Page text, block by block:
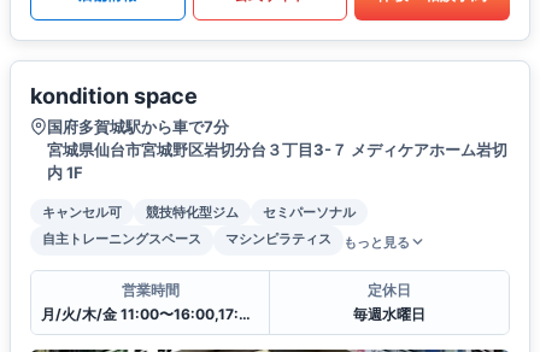
kondition space
国府多賀城駅から車で7分
宮城県仙台市宮城野区岩切分台３丁目3-７ メディケアホーム岩切
内 1F
キャンセル可 競技特化型ジム
セミパーソナル
自主トレーニングスペース
マシンピラティス もっと見る
営業時間
月/火/木/金 11:00〜16:00,17:45〜21:00
定休日
毎週水曜日